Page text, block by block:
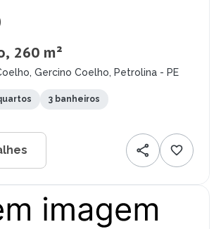
260 m²
Gercino Coelho, Petrolina - PE
3 banheiros